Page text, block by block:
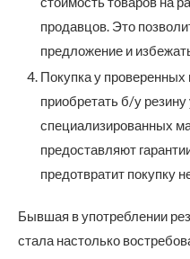
продавцов. Это
предложение и
Покупка у
приобретать б/у
специализированных
предоставляют
предотвратит покупку
Бывшая в употреблении
стала настолько